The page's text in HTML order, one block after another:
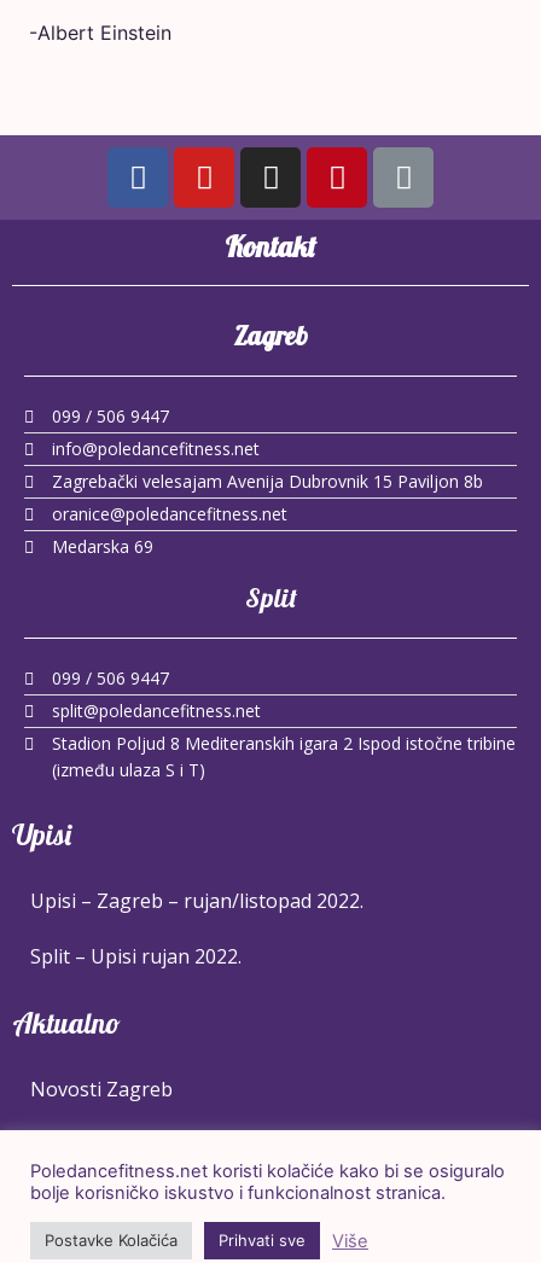
-Albert Einstein
Kontakt
Zagreb
099 / 506 9447
info@poledancefitness.net
Zagrebački velesajam Avenija Dubrovnik 15 Paviljon 8b
oranice@poledancefitness.net
Medarska 69
Split
099 / 506 9447
split@poledancefitness.net
Stadion Poljud 8 Mediteranskih igara 2 Ispod istočne tribine
(između ulaza S i T)
Upisi
Upisi – Zagreb – rujan/listopad 2022.
Split – Upisi rujan 2022.
Aktualno
Novosti Zagreb
Cjenik
Raspored radionica – Zagrebački velesajam
Poledancefitness.net koristi kolačiće kako bi se osiguralo
bolje korisničko iskustvo i funkcionalnost stranica.
Postavke Kolačića Prihvati sve Više